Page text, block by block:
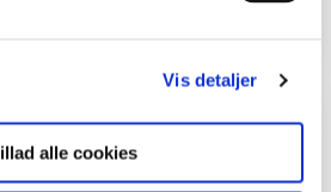
Vis detaljer
alle cookies